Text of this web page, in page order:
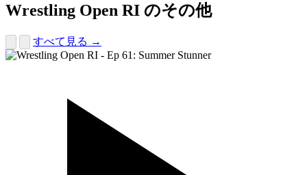
Wrestling Open RI のその他
すべて見る →